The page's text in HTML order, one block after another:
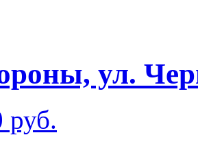
ул.
руб.